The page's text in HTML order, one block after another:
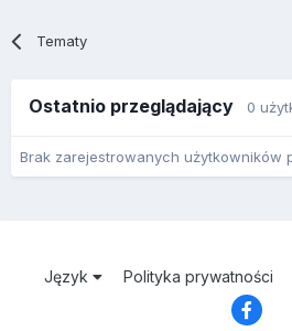
Tematy
Ostatnio przeglądający 0
Brak zarejestrowanych użytkowników
Język Polityka prywatności